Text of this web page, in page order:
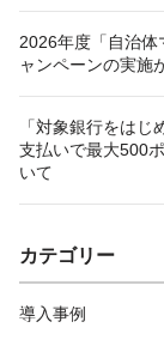
2026年度「自治体
ャンペーンの実施
「対象銀行をは
支払いで最大500
いて
カテゴリー
導入事例